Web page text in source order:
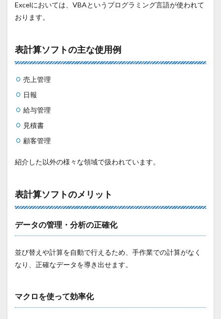
Excelにおいては、VBAというプログラミング言語が使われて
おります。
表計算ソフトの主な使用例
売上管理
日報
給与管理
見積書
顧客管理
紹介した以外の様々な領域で扱われています。
表計算ソフトのメリット
データの管理・分析の正確化
並び替えや計算を自動で行えるため、手作業での計算がなく
なり、正確なデータを導き出せます。
マクロを使って効率化